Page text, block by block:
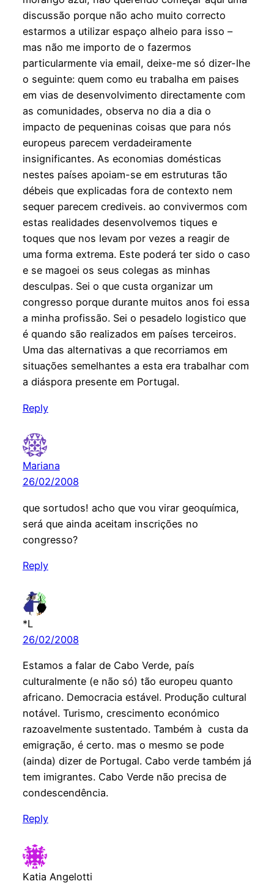
discussão porque não acho muito correcto
estarmos a utilizar espaço alheio para isso –
mas não me importo de o fazermos
particularmente via email, deixe-me só dizer-lhe
o seguinte: quem como eu trabalha em paises
em vias de desenvolvimento directamente com
as comunidades, observa no dia a dia o
impacto de pequeninas coisas que para nós
europeus parecem verdadeiramente
insignificantes. As economias domésticas
nestes países apoiam-se em estruturas tão
débeis que explicadas fora de contexto nem
sequer parecem crediveis. ao convivermos com
estas realidades desenvolvemos tiques e
toques que nos levam por vezes a reagir de
uma forma extrema. Este poderá ter sido o caso
e se magoei os seus colegas as minhas
desculpas. Sei o que custa organizar um
congresso porque durante muitos anos foi essa
a minha profissão. Sei o pesadelo logistico que
é quando são realizados em países terceiros.
Uma das alternativas a que recorriamos em
situações semelhantes a esta era trabalhar com
a diáspora presente em Portugal.
Reply
Mariana
26/02/2008
que sortudos! acho que vou virar geoquímica,
será que ainda aceitam inscrições no
congresso?
Reply
*L
26/02/2008
Estamos a falar de Cabo Verde, país
culturalmente (e não só) tão europeu quanto
africano. Democracia estável. Produção cultural
notável. Turismo, crescimento económico
razoavelmente sustentado. Também à custa da
emigração, é certo. mas o mesmo se pode
(ainda) dizer de Portugal. Cabo verde também já
tem imigrantes. Cabo Verde não precisa de
condescendência.
Reply
Katia Angelotti